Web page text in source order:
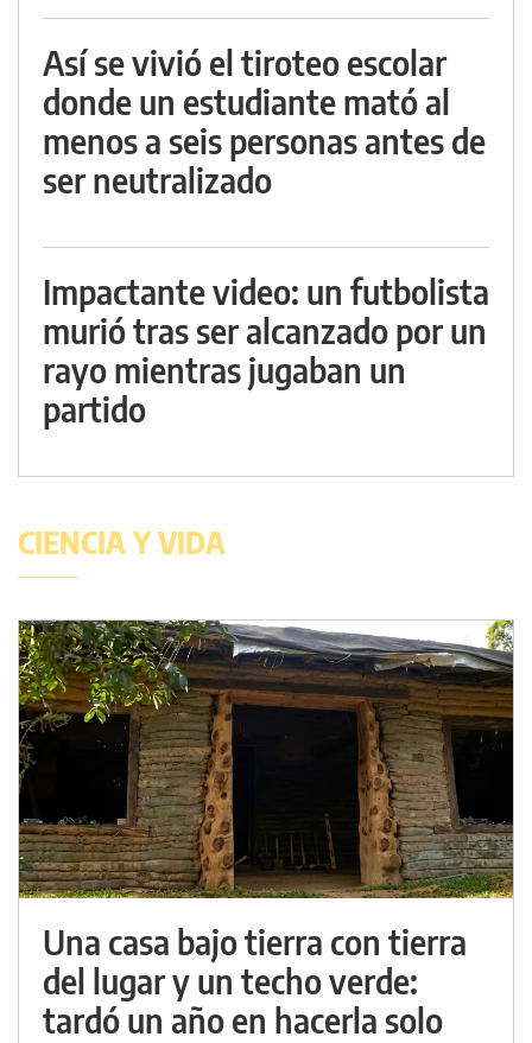
Así se vivió el tiroteo escolar
donde un estudiante mató al
menos a seis personas antes de
ser neutralizado
Impactante video: un futbolista
murió tras ser alcanzado por un
rayo mientras jugaban un
partido
CIENCIA Y VIDA
Una casa bajo tierra con tierra
del lugar y un techo verde:
tardó un año en hacerla solo